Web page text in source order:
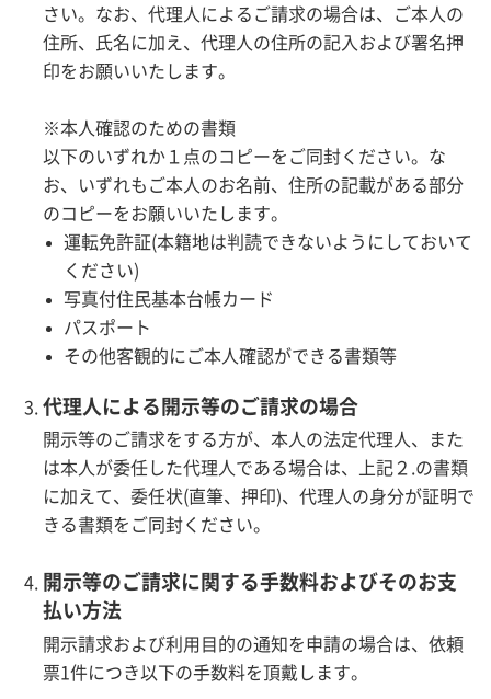
さい。なお、代理人によるご請求の場合は、ご本人の
住所、氏名に加え、代理人の住所の記入および署名押
印をお願いいたします。
※本人確認のための書類
以下のいずれか１点のコピーをご同封ください。な
お、いずれもご本人のお名前、住所の記載がある部分
のコピーをお願いいたします。
運転免許証(本籍地は判読できないようにしておいて
ください)
写真付住民基本台帳カード
パスポート
その他客観的にご本人確認ができる書類等
代理人による開示等のご請求の場合
開示等のご請求をする方が、本人の法定代理人、また
は本人が委任した代理人である場合は、上記２.の書類
に加えて、委任状(直筆、押印)、代理人の身分が証明で
きる書類をご同封ください。
開示等のご請求に関する手数料およびそのお支
払い方法
開示請求および利用目的の通知を申請の場合は、依頼
票1件につき以下の手数料を頂戴します。